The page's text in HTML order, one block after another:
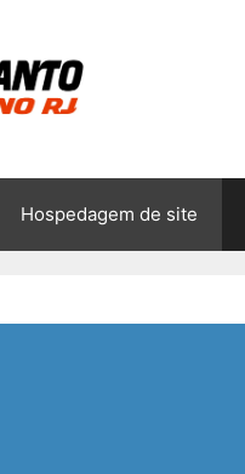
Hospedagem de site